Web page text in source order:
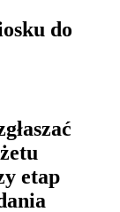
do
etap